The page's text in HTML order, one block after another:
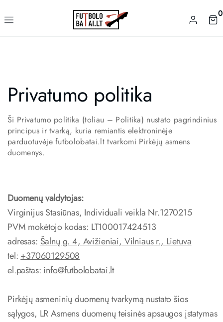
0
Privatumo politika
Ši Privatumo politika (toliau – Politika) nustato pagrindinius
principus ir tvarką, kuria remiantis elektroninėje
parduotuvėje futbolobatai.lt tvarkomi Pirkėjų asmens
duomenys.
Duomenų valdytojas:
Virginijus Stasiūnas, Individuali veikla Nr.1270215
PVM mokėtojo kodas: LT100017424513
adresas: Šalnų g. 4, Avižieniai, Vilniaus r., Lietuva
tel: +37060129508
el.paštas: info@futbolobatai.lt
Pirkėjų asmeninių duomenų tvarkymą nustato šios
sąlygos, LR Asmens duomenų teisinės apsaugos įstatymas